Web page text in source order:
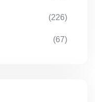
(226)
(67)